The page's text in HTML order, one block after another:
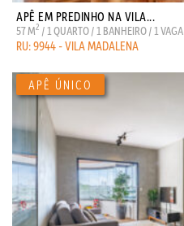
APÊ EM PREDINHO NA VILA...
57 M2 / 1 QUARTO / 1 BANHEIRO / 1 VAGA
RU: 9944 - VILA MADALENA